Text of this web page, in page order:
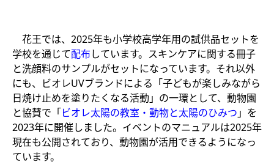
花王では、2025年も小学校高学年用の試供品セットを
学校を通じて配布しています。スキンケアに関する冊子
と洗顔料のサンプルがセットになっています。それ以外
にも、ビオレUVブランドによる「子どもが楽しみながら
日焼け止めを塗りたくなる活動」の一環として、動物園
と協賛で「ビオレ太陽の教室・動物と太陽のひみつ 」を
2023年に開催しました。イベントのマニュアルは2025年
現在も公開されており、動物園が活用できるようになっ
ています。